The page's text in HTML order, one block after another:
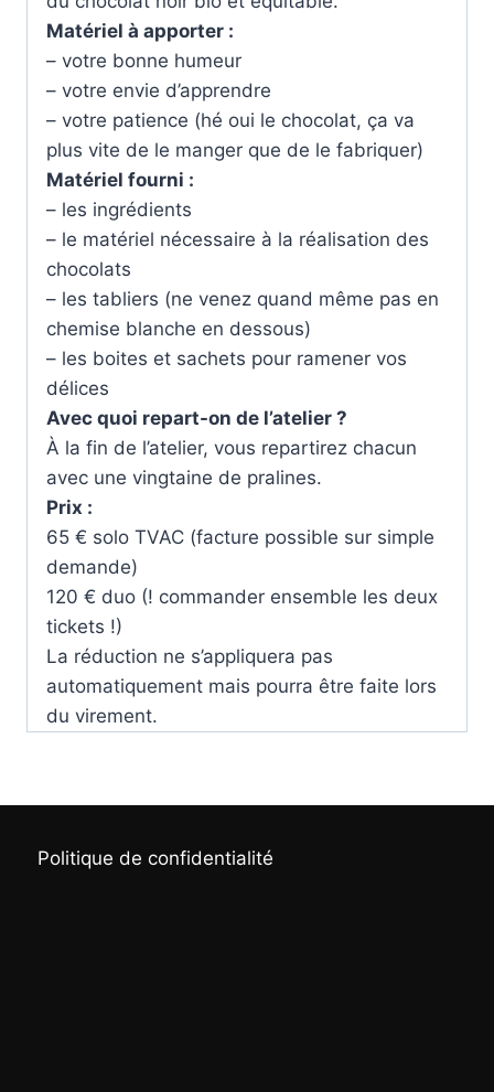
Matériel à apporter :
– votre bonne humeur
– votre envie d’apprendre
– votre patience (hé oui le chocolat, ça va
plus vite de le manger que de le fabriquer)
Matériel fourni :
– les ingrédients
– le matériel nécessaire à la réalisation des
chocolats
– les tabliers (ne venez quand même pas en
chemise blanche en dessous)
– les boites et sachets pour ramener vos
délices
Avec quoi repart-on de l’atelier ?
À la fin de l’atelier, vous repartirez chacun
avec une vingtaine de pralines.
Prix :
65 € solo TVAC (facture possible sur simple
demande)
120 € duo (! commander ensemble les deux
tickets !)
La réduction ne s’appliquera pas
automatiquement mais pourra être faite lors
du virement.
Politique de confidentialité